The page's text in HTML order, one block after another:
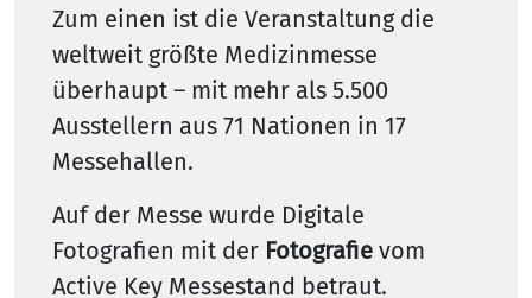
Zum einen ist die Veranstaltung die
weltweit größte Medizinmesse
überhaupt – mit mehr als 5.500
Ausstellern aus 71 Nationen in 17
Messehallen.
Auf der Messe wurde Digitale
Fotografien mit der Fotografie vom
Active Key Messestand betraut.